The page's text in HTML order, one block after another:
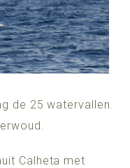
de 25 watervallen.
Calheta met